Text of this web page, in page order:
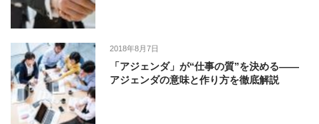
2018年8月7日
「アジェンダ」が“仕事の質”を決める――
アジェンダの意味と作り方を徹底解説